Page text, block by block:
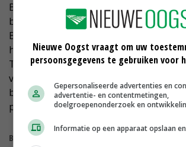
BioLit kan volgens Ammerlaan zowel via
bladbespuiting als via de bodem worden
Bespuiting van het blad verhoogt de
het blad, waardoor minder
Toediening via de bodem verhoogt de
van de hele plant, vergroot het
beïnvloedt de ontwikkeling van het
positief.'
Bekijk meer over:
Nieuwe Oogst vraagt om uw
persoonsgegevens te gebruiken voor
Gepersonaliseerde advertenties en
advertentie- en contentmetingen,
doelgroepenonderzoek en
Informatie op een apparaat opslaan